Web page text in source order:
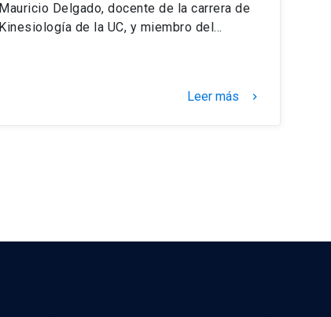
Mauricio Delgado, docente de la carrera de
Kinesiología de la UC, y miembro del…
Leer más keyboard_arrow_right